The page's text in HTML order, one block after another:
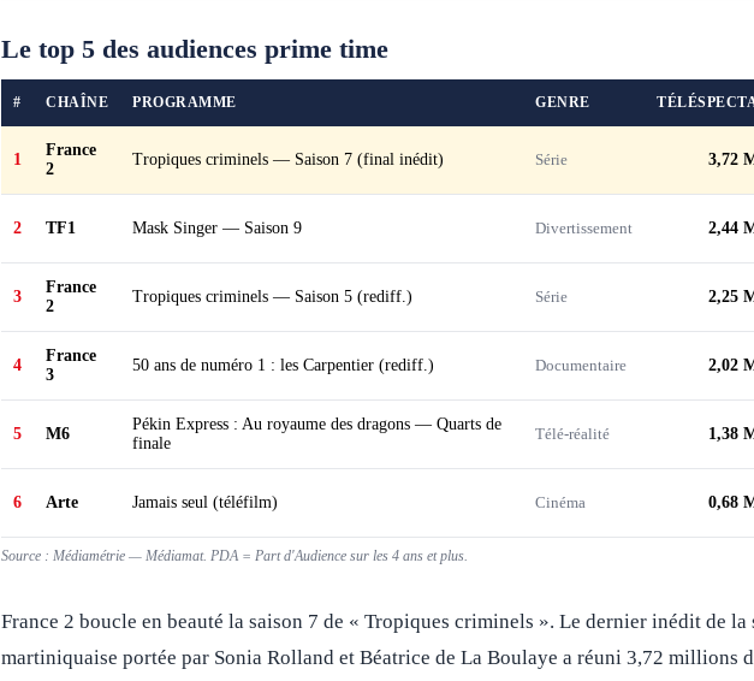
Le top 5 des audiences prime time
# CHAÎNE PROGRAMME GENRE
1
France
2
Tropiques criminels — Saison 7 (final inédit) Série 3,72
2 TF1 Mask Singer — Saison 9 Divertissement 2,44
3
France
2
Tropiques criminels — Saison 5 (rediff.) Série 2,25
4
France
3
50 ans de numéro 1 : les Carpentier (rediff.) Documentaire 2,02
5 M6
Pékin Express : Au royaume des dragons — Quarts de
finale
Télé-réalité 1,38
6 Arte Jamais seul (téléfilm) Cinéma 0,68
Source : Médiamétrie — Médiamat. PDA = Part d'Audience sur les 4 ans et plus.
France 2 boucle en beauté la saison 7 de « Tropiques criminels ». Le dernier inédit de
martiniquaise portée par Sonia Rolland et Béatrice de La Boulaye a réuni 3,72 millions